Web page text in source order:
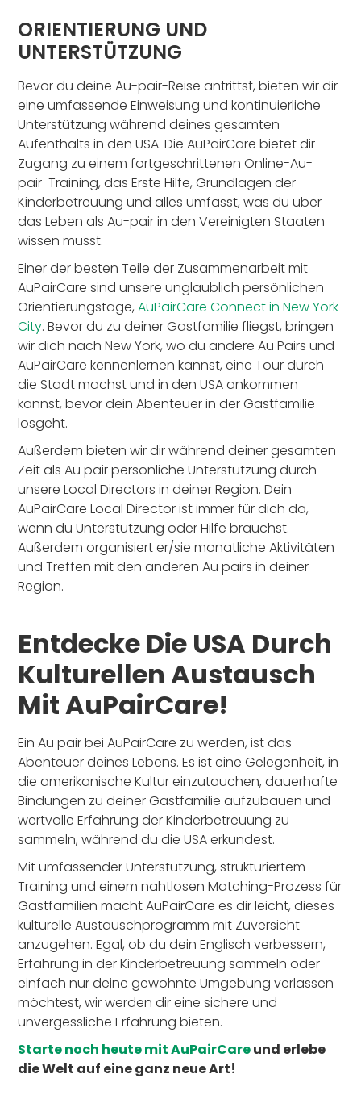
ORIENTIERUNG UND
UNTERSTÜTZUNG
Bevor du deine Au-pair-Reise antrittst, bieten wir dir
eine umfassende Einweisung und kontinuierliche
Unterstützung während deines gesamten
Aufenthalts in den USA. Die AuPairCare bietet dir
Zugang zu einem fortgeschrittenen Online-Au-
pair-Training, das Erste Hilfe, Grundlagen der
Kinderbetreuung und alles umfasst, was du über
das Leben als Au-pair in den Vereinigten Staaten
wissen musst.
Einer der besten Teile der Zusammenarbeit mit
AuPairCare sind unsere unglaublich persönlichen
Orientierungstage,AuPairCare Connect in New York
City. Bevor du zu deiner Gastfamilie fliegst, bringen
wir dich nach New York, wo du andere Au Pairs und
AuPairCare kennenlernen kannst, eine Tour durch
die Stadt machst und in den USA ankommen
kannst, bevor dein Abenteuer in der Gastfamilie
losgeht.
Außerdem bieten wir dir während deiner gesamten
Zeit als Au pair persönliche Unterstützung durch
unsere Local Directors in deiner Region. Dein
AuPairCare Local Director ist immer für dich da,
wenn du Unterstützung oder Hilfe brauchst.
Außerdem organisiert er/sie monatliche Aktivitäten
und Treffen mit den anderen Au pairs in deiner
Region.
Entdecke Die USA Durch
Kulturellen Austausch
Mit AuPairCare!
Ein Au pair bei AuPairCare zu werden, ist das
Abenteuer deines Lebens. Es ist eine Gelegenheit, in
die amerikanische Kultur einzutauchen, dauerhafte
Bindungen zu deiner Gastfamilie aufzubauen und
wertvolle Erfahrung der Kinderbetreuung zu
sammeln, während du die USA erkundest.
Mit umfassender Unterstützung, strukturiertem
Training und einem nahtlosen Matching-Prozess für
Gastfamilien macht AuPairCare es dir leicht, dieses
kulturelle Austauschprogramm mit Zuversicht
anzugehen. Egal, ob du dein Englisch verbessern,
Erfahrung in der Kinderbetreuung sammeln oder
einfach nur deine gewohnte Umgebung verlassen
möchtest, wir werden dir eine sichere und
unvergessliche Erfahrung bieten.
Starte noch heute mit AuPairCareund erlebe
die Welt auf eine ganz neue Art!